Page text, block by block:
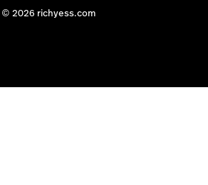
© 2026 richyess.com